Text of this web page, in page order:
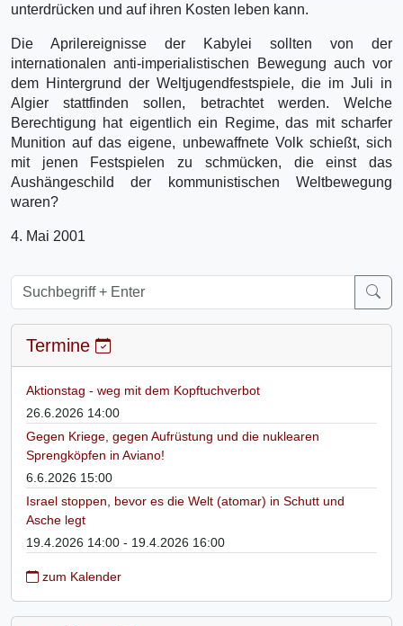
unterdrücken und auf ihren Kosten leben kann.
Die Aprilereignisse der Kabylei sollten von der
internationalen anti-imperialistischen Bewegung auch vor
dem Hintergrund der Weltjugendfestspiele, die im Juli in
Algier stattfinden sollen, betrachtet werden. Welche
Berechtigung hat eigentlich ein Regime, das mit scharfer
Munition auf das eigene, unbewaffnete Volk schießt, sich
mit jenen Festspielen zu schmücken, die einst das
Aushängeschild der kommunistischen Weltbewegung
waren?
4. Mai 2001
Termine
Aktionstag - weg mit dem Kopftuchverbot
26.6.2026 14:00
Gegen Kriege, gegen Aufrüstung und die nuklearen
Sprengköpfen in Aviano!
6.6.2026 15:00
Israel stoppen, bevor es die Welt (atomar) in Schutt und
Asche legt
19.4.2026 14:00 - 19.4.2026 16:00
zum Kalender